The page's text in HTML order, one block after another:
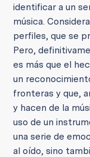
identificar a un
música.
perfiles, que se
Pero,
es más que el
un
fronteras y que,
y hacen de la
uso de un
una serie de
al oído, sino